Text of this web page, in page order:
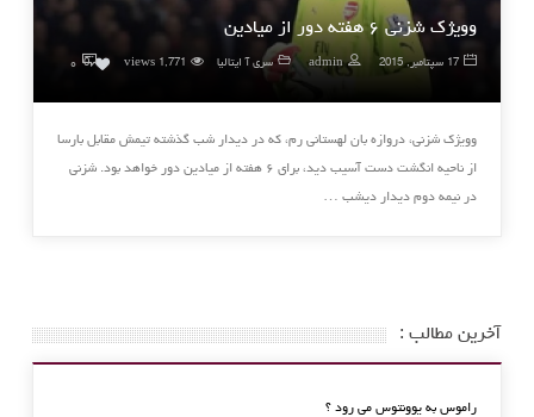
وویژک شزنی ۶ هفته دور از میادین
17 سپتامبر, 2015 admin سری آ ایتالیا 1,771 views
0 ۰
وویژک شزنی، دروازه بان لهستانی رم، که در دیدار شب گذشته تیمش مقابل بارسا
از ناحیه انگشت ‏دست آسیب دید، برای ۶ هفته از میادین دور خواهد بود.‏ شزنی
در نیمه دوم دیدار دیشب …
آخرین مطالب :
راموس به یوونتوس می رود ؟